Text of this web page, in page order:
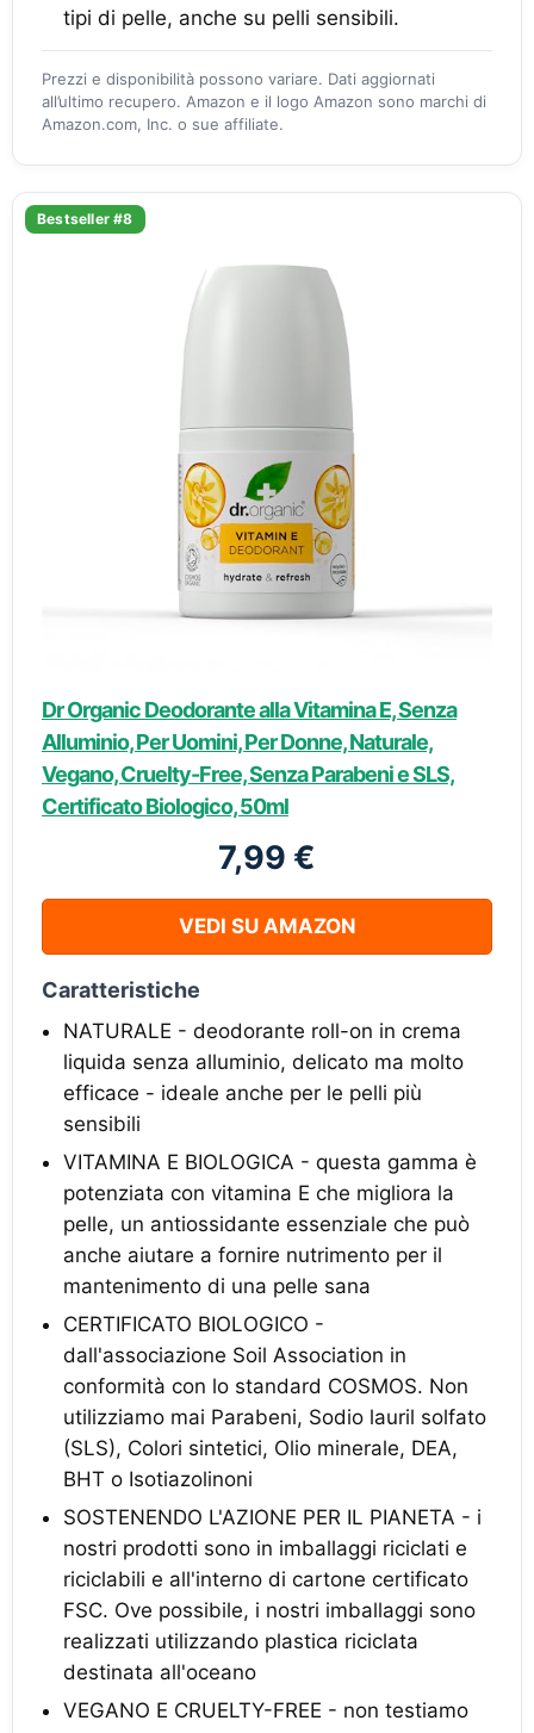
tipi di pelle, anche su pelli sensibili.
Prezzi e disponibilità possono variare. Dati aggiornati
all’ultimo recupero. Amazon e il logo Amazon sono marchi di
Amazon.com, Inc. o sue affiliate.
Bestseller #8
Dr Organic Deodorante alla Vitamina E, Senza
Alluminio, Per Uomini, Per Donne, Naturale,
Vegano, Cruelty-Free, Senza Parabeni e SLS,
Certificato Biologico, 50ml
7,99 €
VEDI SU AMAZON
Caratteristiche
NATURALE - deodorante roll-on in crema
liquida senza alluminio, delicato ma molto
efficace - ideale anche per le pelli più
sensibili
VITAMINA E BIOLOGICA - questa gamma è
potenziata con vitamina E che migliora la
pelle, un antiossidante essenziale che può
anche aiutare a fornire nutrimento per il
mantenimento di una pelle sana
CERTIFICATO BIOLOGICO -
dall'associazione Soil Association in
conformità con lo standard COSMOS. Non
utilizziamo mai Parabeni, Sodio lauril solfato
(SLS), Colori sintetici, Olio minerale, DEA,
BHT o Isotiazolinoni
SOSTENENDO L'AZIONE PER IL PIANETA - i
nostri prodotti sono in imballaggi riciclati e
riciclabili e all'interno di cartone certificato
FSC. Ove possibile, i nostri imballaggi sono
realizzati utilizzando plastica riciclata
destinata all'oceano
VEGANO E CRUELTY-FREE - non testiamo